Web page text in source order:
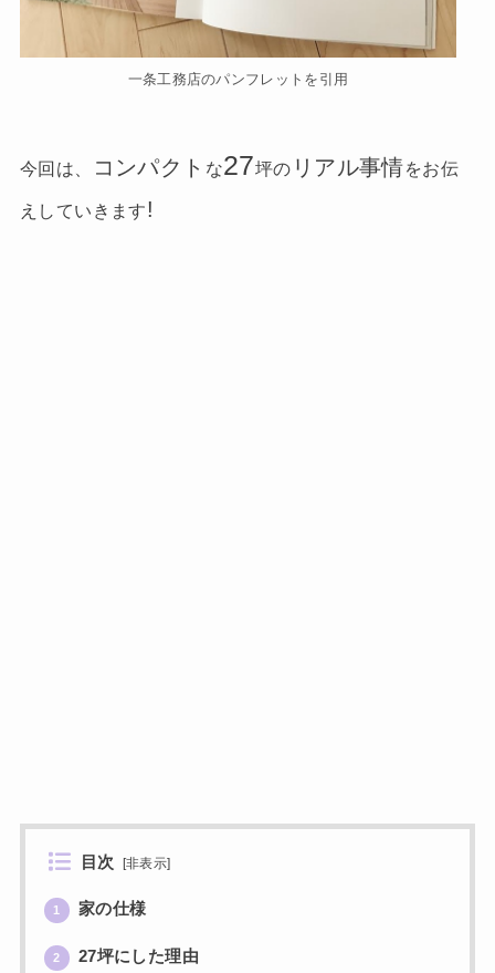
一条工務店のパンフレットを引用
今回は、 コンパクト な27坪の リアル事情をお伝
えしていきます!
目次 [非表示]
1 家の仕様
2 27坪にした理由